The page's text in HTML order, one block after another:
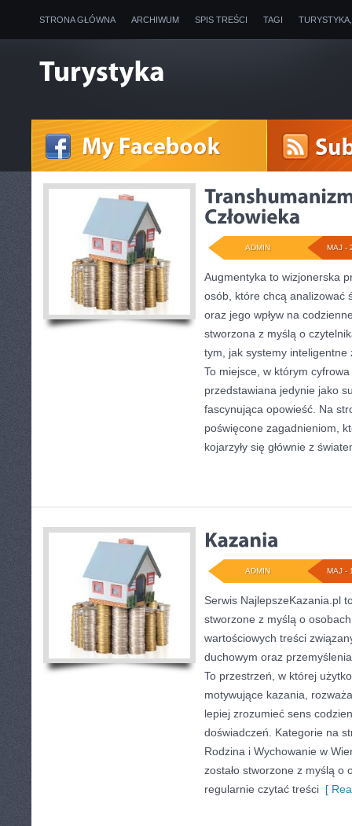
STRONA GŁÓWNA ARCHIWUM SPIS TREŚCI TAGI
MAJ -
ADMIN
Augmentyka to wizjonerska
osób, które chcą analizować
oraz jego wpływ na
stworzona z myślą o
tym, jak systemy
To miejsce, w którym
przedstawiana jedynie jako
fascynująca opowieść. Na
poświęcone zagadnieniom,
kojarzyły się głównie z
MAJ -
ADMIN
Serwis NajlepszeKazania.pl
stworzone z myślą o
wartościowych treści
duchowym oraz
To przestrzeń, w której
motywujące kazania,
lepiej zrozumieć sens
doświadczeń. Kategorie na
Rodzina i Wychowanie w
zostało stworzone z myślą o
regularnie czytać treści [